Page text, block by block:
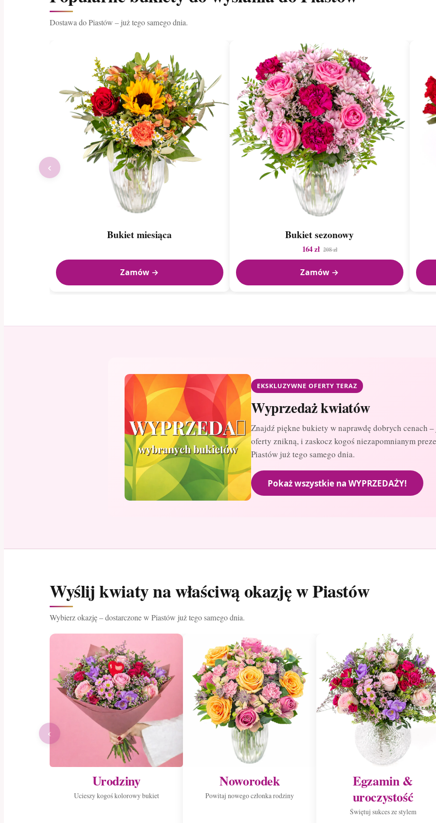
Dostawa do Piastów – już tego samego dnia.
Bukiet miesiąca
Zamów →
Bukiet sezonowy
164 zł 208 zł
Zamów →
‹
EKSKLUZYWNE OFERTY TERAZ
Wyprzedaż kwiatów
Znajdź piękne bukiety w naprawdę dobrych cenach
oferty znikną, i zaskocz kogoś niezapomnianym
Piastów już tego samego dnia.
Pokaż wszystkie na WYPRZEDAŻY!
Wyślij kwiaty na właściwą okazję w Piastów
Wybierz okazję – dostarczone w Piastów już tego samego dnia.
Urodziny
Ucieszy kogoś kolorowy bukiet
Noworodek
Powitaj nowego członka rodziny
Egzamin &
uroczystość
Świętuj sukces ze stylem
‹